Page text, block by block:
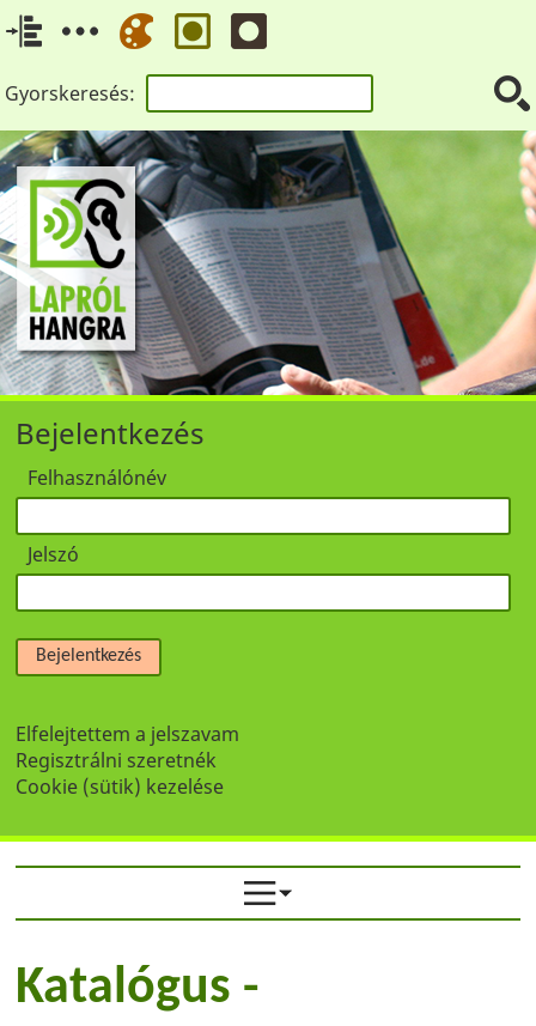
Gyorskeresés:
Bejelentkezés
Felhasználónév
Jelszó
Bejelentkezés
Elfelejtettem a jelszavam
Regisztrálni szeretnék
Cookie (sütik) kezelése
Katalógus -